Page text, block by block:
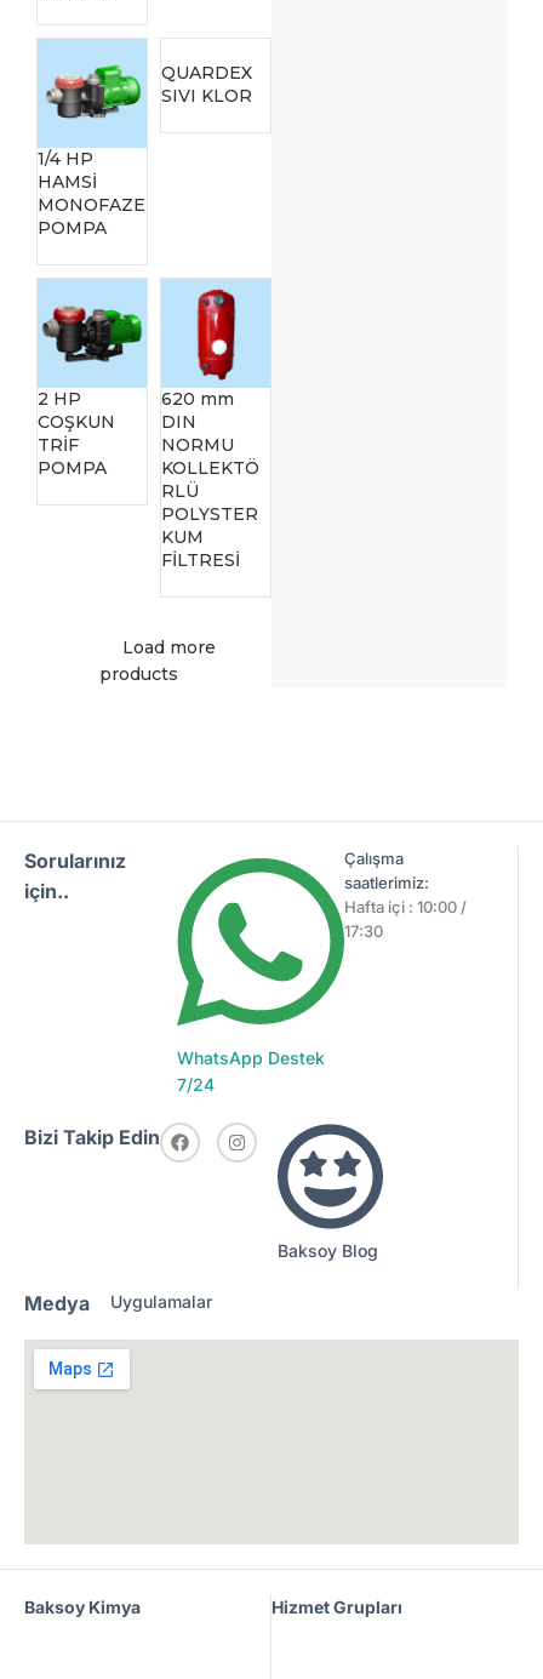
1/4 HP
HAMSİ
MONOFAZE
POMPA
QUARDEX
SIVI KLOR
2 HP
COŞKUN
TRİF
POMPA
620 mm
DIN
NORMU
KOLLEKTÖ
RLÜ
POLYSTER
KUM
FİLTRESİ
Load more
products
Sorularınız
için..
WhatsApp Destek
7/24
Çalışma
saatlerimiz:
Hafta içi : 10:00 /
17:30
Bizi Takip Edin
Baksoy Blog
Medya Uygulamalar
Baksoy Kimya Hizmet Grupları